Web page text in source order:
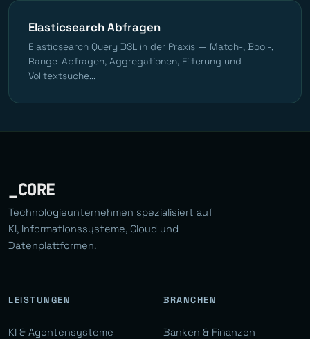
Elasticsearch Abfragen
Elasticsearch Query DSL in der Praxis — Match-, Bool-,
Range-Abfragen, Aggregationen, Filterung und
Volltextsuche...
_CORE
Technologieunternehmen spezialisiert auf
KI, Informationssysteme, Cloud und
Datenplattformen.
LEISTUNGEN
KI & Agentensysteme
BRANCHEN
Banken & Finanzen